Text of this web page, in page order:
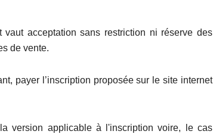
acceptation sans restriction ni réserve des
de vente.
payer l’inscription proposée sur le site internet
version applicable à l'inscription voire, le cas